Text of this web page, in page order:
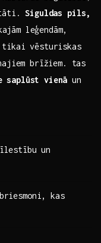
Siguldas pils,
leģendām,
tikai ​vēsturiskas
brīžiem.⁤ tas
saplūst vienā un
un
kas